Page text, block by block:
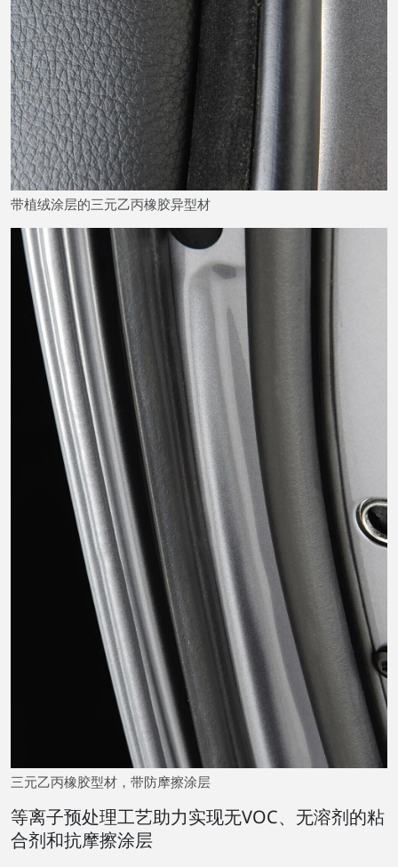
带植绒涂层的三元乙丙橡胶异型材
三元乙丙橡胶型材，带防摩擦涂层
等离子预处理工艺助力实现无VOC、无溶剂的粘
合剂和抗摩擦涂层